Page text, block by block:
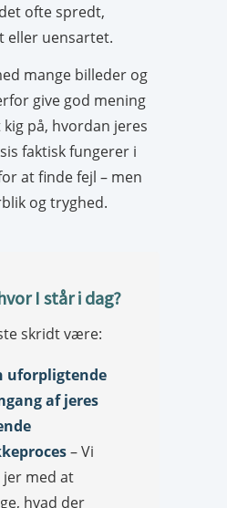
ofte spredt,
eller uensartet.
mange billeder og
give god mening
på, hvordan jeres
faktisk fungerer i
at finde fejl – men
og tryghed.
I står i dag?
skridt være:
uforpligtende
af jeres
– Vi
med at
hvad der